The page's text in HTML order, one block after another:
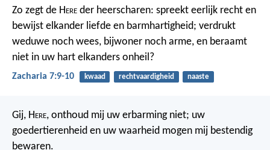
Zo zegt de Here der heerscharen: spreekt eerlijk recht en
bewijst elkander liefde en barmhartigheid; verdrukt
weduwe noch wees, bijwoner noch arme, en beraamt
niet in uw hart elkanders onheil?
Zacharia 7:9-10 kwaad rechtvaardigheid naaste
Gij, Here, onthoud mij uw erbarming niet; uw
goedertierenheid en uw waarheid mogen mij bestendig
bewaren.